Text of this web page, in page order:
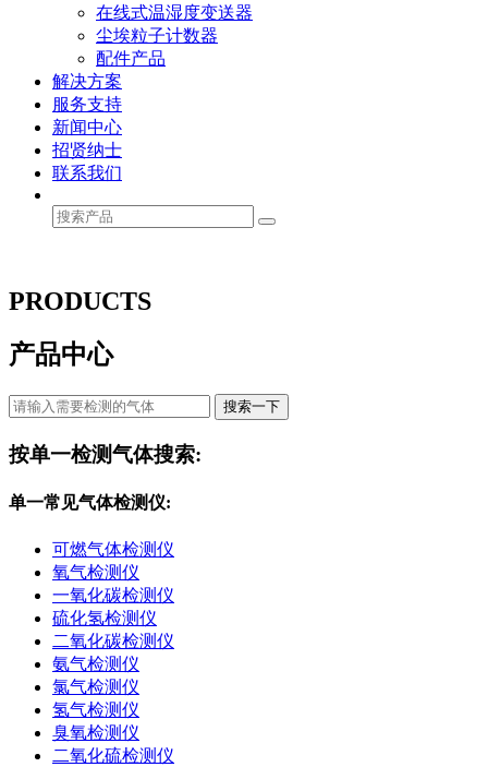
在线式温湿度变送器
尘埃粒子计数器
配件产品
解决方案
服务支持
新闻中心
招贤纳士
联系我们
PRODUCTS
产品中心
搜索一下
按单一检测气体搜索:
单一常见气体检测仪:
可燃气体检测仪
氧气检测仪
一氧化碳检测仪
硫化氢检测仪
二氧化碳检测仪
氨气检测仪
氯气检测仪
氢气检测仪
臭氧检测仪
二氧化硫检测仪